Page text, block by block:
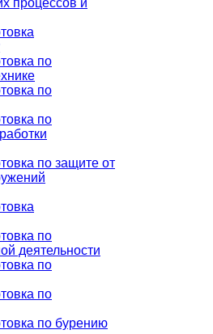
по
по
по
по защите от
по
деятельности
по
по
по бурению